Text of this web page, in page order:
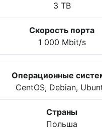
3 TB
Скорость порта
1 000 Mbit/s
Операционные
CentOS, Debian,
Страны
Польша